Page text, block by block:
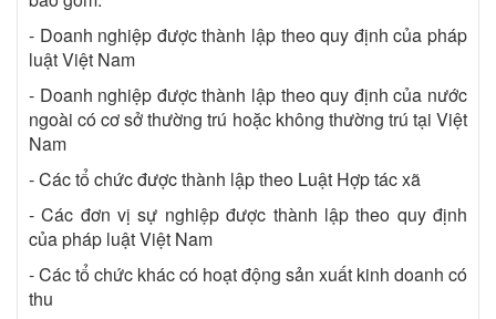
- Doanh nghiệp được thành lập theo quy định của pháp
luật Việt Nam
- Doanh nghiệp được thành lập theo quy định của nước
ngoài có cơ sở thường trú hoặc không thường trú tại Việt
Nam
- Các tổ chức được thành lập theo Luật Hợp tác xã
- Các đơn vị sự nghiệp được thành lập theo quy định
của pháp luật Việt Nam
- Các tổ chức khác có hoạt động sản xuất kinh doanh có
thu